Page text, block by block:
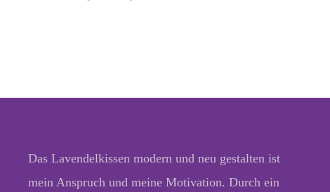
Das Lavendelkissen modern und neu gestalten ist
mein Anspruch und meine Motivation. Durch ein